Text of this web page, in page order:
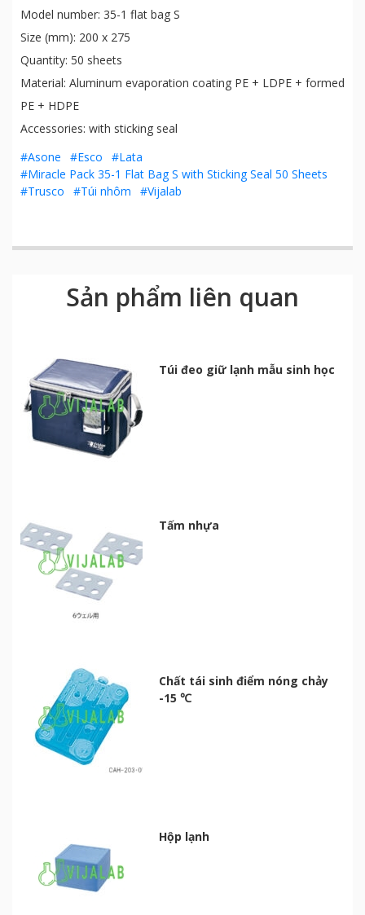
Model number: 35-1 flat bag S
Size (mm): 200 x 275
Quantity: 50 sheets
Material: Aluminum evaporation coating PE + LDPE + formed
PE + HDPE
Accessories: with sticking seal
#Asone
#Esco
#Lata
#Miracle Pack 35-1 Flat Bag S with Sticking Seal 50 Sheets
#Trusco
#Túi nhôm #Vijalab
Sản phẩm liên quan
Túi đeo giữ lạnh mẫu sinh học
Tấm nhựa
Chất tái sinh điểm nóng chảy
-15 ℃
Hộp lạnh